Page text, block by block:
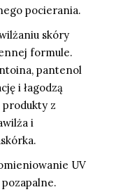
pocierania.
skóry
formule.
pantenol
i łagodzą
z
i
UV